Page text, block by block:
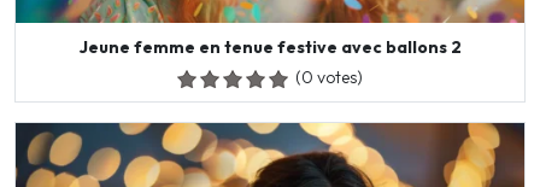
Jeune femme en tenue festive avec ballons 2
(0 votes)